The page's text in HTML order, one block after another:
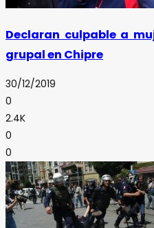
Declaran culpable a
grupal en Chipre
30/12/2019
0
2.4K
0
0